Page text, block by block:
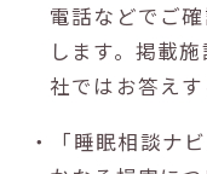
電話などでご
します。掲載
社ではお答え
・「睡眠相談ナ